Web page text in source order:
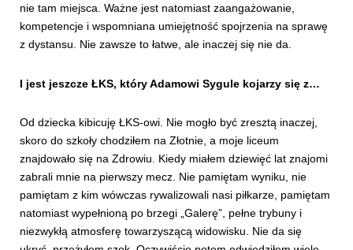
nie tam miejsca. Ważne jest natomiast zaangażowanie,
kompetencje i wspomniana umiejętność spojrzenia na sprawę
z dystansu. Nie zawsze to łatwe, ale inaczej się nie da.
I jest jeszcze ŁKS, który Adamowi Sygule kojarzy się z…
Od dziecka kibicuję ŁKS-owi. Nie mogło być zresztą inaczej,
skoro do szkoły chodziłem na Złotnie, a moje liceum
znajdowało się na Zdrowiu. Kiedy miałem dziewięć lat znajomi
zabrali mnie na pierwszy mecz. Nie pamiętam wyniku, nie
pamiętam z kim wówczas rywalizowali nasi piłkarze, pamiętam
natomiast wypełnioną po brzegi „Galerę”, pełne trybuny i
niezwykłą atmosferę towarzyszącą widowisku. Nie da się